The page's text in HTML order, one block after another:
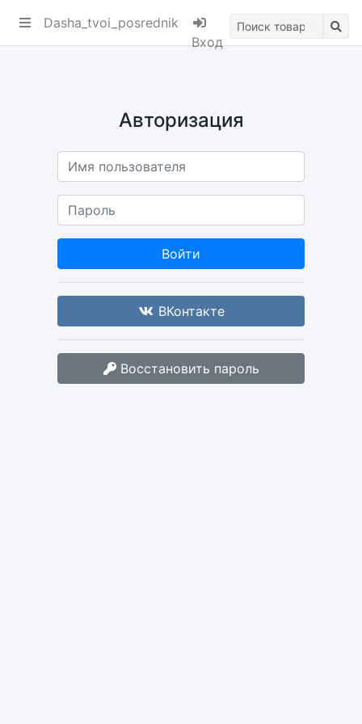
Dasha_tvoi_posrednik
Вход
Авторизация
Войти
ВКонтакте
Восстановить пароль